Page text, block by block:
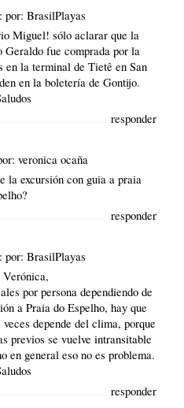
por: BrasilPlayas
Miguel! sólo aclarar que la
Geraldo fue comprada por la
en la terminal de Tietê en San
en la boletería de Gontijo.
responder
veronica ocaña
la excursión con guia a praia
responder
por: BrasilPlayas
por persona dependiendo de
a Praia do Espelho, hay que
depende del clima, porque
previos se vuelve intransitable
en general eso no es problema.
responder